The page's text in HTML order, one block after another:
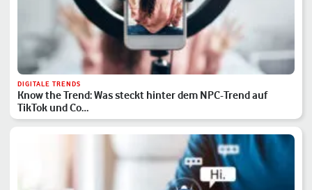
DIGITALE TRENDS
Know the Trend: Was steckt hinter dem NPC-Trend auf
TikTok und Co…